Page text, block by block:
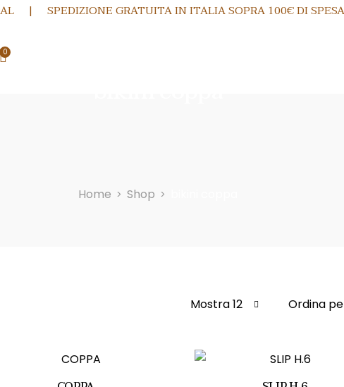
| SPEDIZIONE GRATUITA IN ITALIA SOPRA 100€ DI
0
Home > Shop >
Mostra 12 Ordina